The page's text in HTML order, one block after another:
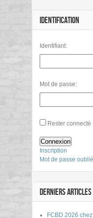
IDENTIFICATION
Identifiant:
Mot de passe:
Rester connecté
Connexion
Inscription
Mot de passe oublié
DERNIERS ARTICLES
FCBD 2026